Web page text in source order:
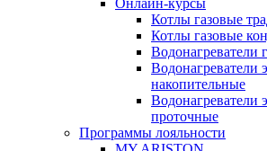
Онлайн-курсы
Котлы газовые
Котлы газовые
Водонагреватели
Водонагреватели
накопительные
Водонагреватели
проточные
Программы лояльности